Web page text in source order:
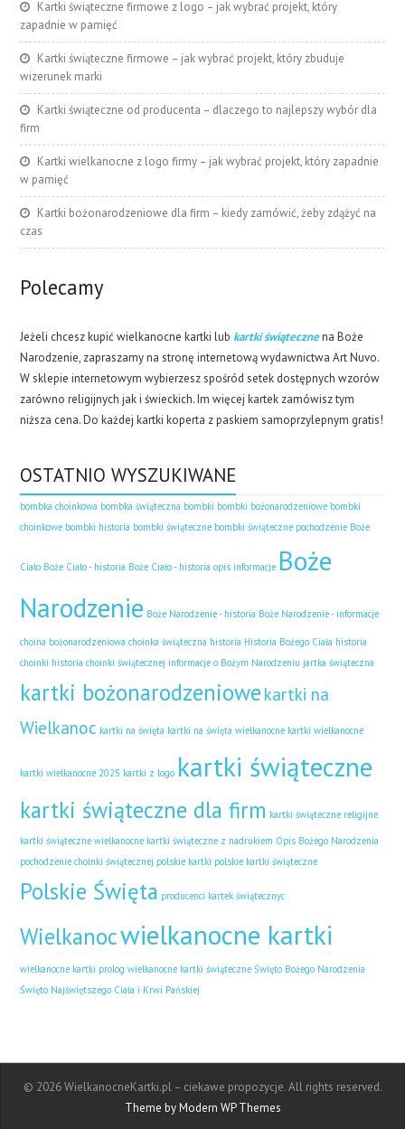
Kartki świąteczne firmowe z logo – jak wybrać projekt, który
zapadnie w pamięć
Kartki świąteczne firmowe – jak wybrać projekt, który zbuduje
wizerunek marki
Kartki świąteczne od producenta – dlaczego to najlepszy wybór dla
firm
Kartki wielkanocne z logo firmy – jak wybrać projekt, który zapadnie
w pamięć
Kartki bożonarodzeniowe dla firm – kiedy zamówić, żeby zdążyć na
czas
Polecamy
Jeżeli chcesz kupić wielkanocne kartki lubkartki świątecznena Boże
Narodzenie, zapraszamy na stronę internetową wydawnictwa Art Nuvo.
W sklepie internetowym wybierzesz spośród setek dostępnych wzorów
zarówno religijnych jak i świeckich. Im więcej kartek zamówisz tym
niższa cena. Do każdej kartki koperta z paskiem samoprzylepnym gratis!
OSTATNIO WYSZUKIWANE
bombka choinkowa bombka świąteczna bombki bombki bożonarodzeniowe bombki
choinkowe bombki historia bombki świąteczne bombki świąteczne pochodzenie Boże
Ciało Boże Ciało - historia Boże Ciało - historia opis informacje Boże
Narodzenie Boże Narodzenie - historia Boże Narodzenie - informacje
choina bożonarodzeniowa choinka świąteczna historia Historia Bożego Ciała historia
choinki historia choinki świątecznej informacje o Bożym Narodzeniu jartka świąteczna
kartki bożonarodzeniowe kartki na
Wielkanoc kartki na święta kartki na święta wielkanocne kartki wielkanocne
kartki wielkanocne 2025 kartki z logo kartki świąteczne
kartki świąteczne dla firm kartki świąteczne religijne
kartki świąteczne wielkanocne kartki świąteczne z nadrukiem Opis Bożego Narodzenia
pochodzenie choinki świątecznej polskie kartki polskie kartki świąteczne
Polskie Święta producenci kartek świątecznyc
Wielkanocwielkanocne kartki
wielkanocne kartki prolog wielkanocne kartki świąteczne Święto Bożego Narodzenia
Święto Najświętszego Ciała i Krwi Pańskiej
© 2026 WielkanocneKartki.pl – ciekawe propozycje. All rights reserved.
Theme by Modern WP Themes